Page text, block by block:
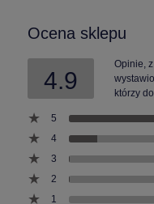
Ocena sklepu
4.9
Opinie,
którzy
5
4
3
2
1